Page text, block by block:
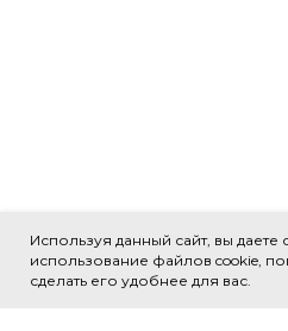
Используя данный сайт, вы даете
использование файлов cookie,
сделать его удобнее для вас.
Свяжитесь с нами!